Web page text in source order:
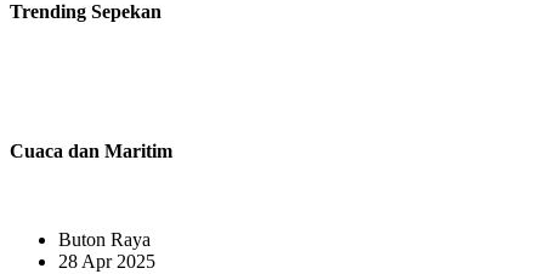
Trending Sepekan
Cuaca dan Maritim
Buton Raya
28 Apr 2025